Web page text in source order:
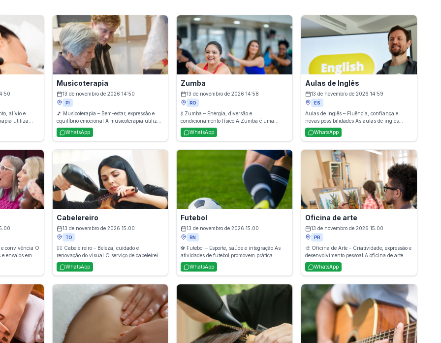
alívio e
utiliza
reduzir
estimular
para o
a
recuperação do
Musicoterapia
13 de novembro de 2026 14:50
PI
🎵 Musicoterapia – Bem-estar, expressão e
equilíbrio emocional A musicoterapia utiliza
sons, ritmos, músicas e instrumentos como
ferramentas terapêuticas para promover
relaxamento, estimular emoções positivas e
melhorar habilidades cognitivas e motoras.
Indicada para todas as idades, a prática
favorece a expressão, reduz o estresse e
contribui para o equilíbrio físico e emocional.
WhatsApp
Zumba
13 de novembro de 2026 14:58
RO
💃 Zumba – Energia, diversão e
condicionamento físico A Zumba é uma
atividade física dançante que combina ritmos
latinos e movimentos simples, criando uma
aula animada, dinâmica e cheia de energia.
Além de queimar calorias, melhora o
condicionamento físico, coordenação e
autoestima, proporcionando bem-estar e
diversão para todas as idades.
WhatsApp
Aulas de Inglês
13 de novembro de 2026 14:59
ES
Aulas de Inglês – Fluência, confiança e
novas possibilidades As aulas de inglês
desenvolvem as habilidades de conversação,
leitura, escrita e compreensão auditiva por
meio de uma metodologia prática e interativa.
O aluno aprende vocabulário útil para o dia
a dia, viagens, trabalho e estudos,
adquirindo segurança para se comunicar em
diferentes situações. Ideal para iniciantes ou
para quem deseja aprimorar o idioma.
WhatsApp
convivência O
ensaios em
vocal, ritmo,
Além de
o coral
em equipe
um
deseja cantar
Cabelereiro
13 de novembro de 2026 15:00
TO
💇‍♀️ Cabeleireiro – Beleza, cuidado e
renovação do visual O serviço de cabeleireiro
oferece cuidados completos para os cabelos,
incluindo cortes, escovas, hidratações,
colorações e tratamentos personalizados. Com
técnicas profissionais, o objetivo é realçar a
beleza, valorizar o estilo de cada pessoa e
proporcionar uma experiência de bem-estar e
renovação.
WhatsApp
Futebol
13 de novembro de 2026 15:00
RN
⚽ Futebol – Esporte, saúde e integração As
atividades de futebol promovem prática
esportiva orientada, trabalhando
condicionamento físico, coordenação,
agilidade e espírito de equipe. Indicado para
todas as idades, o futebol estimula a
convivência, melhora o bem-estar e
proporciona momentos de lazer e competição
saudável.
WhatsApp
Oficina de arte
13 de novembro de 2026 15:00
PR
🎨 Oficina de Arte – Criatividade, expressão e
desenvolvimento pessoal A oficina de arte
oferece atividades práticas que estimulam a
imaginação e o senso criativo por meio de
pintura, desenho, colagem, escultura e
outras técnicas artísticas. É um espaço de
expressão livre, aprendizado e bem-estar,
indicado para todas as idades, promovendo
habilidades manuais, concentração e
desenvolvimento emocional.
WhatsApp